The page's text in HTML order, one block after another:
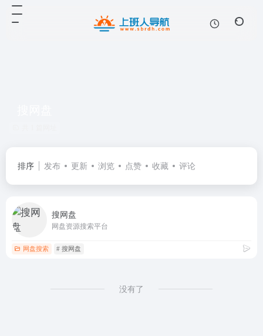
排序 发布 更新 浏览 点赞 收藏 评论
搜网盘
网盘资源搜索平台
网盘搜索 # 搜网盘
没有了